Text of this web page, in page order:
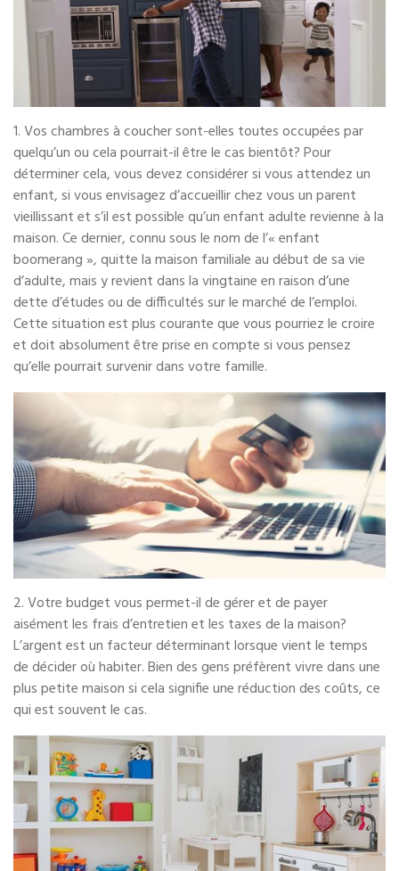
1. Vos chambres à coucher sont-elles toutes occupées par
quelqu’un ou cela pourrait-il être le cas bientôt? Pour
déterminer cela, vous devez considérer si vous attendez un
enfant, si vous envisagez d’accueillir chez vous un parent
vieillissant et s’il est possible qu’un enfant adulte revienne à la
maison. Ce dernier, connu sous le nom de l’« enfant
boomerang », quitte la maison familiale au début de sa vie
d’adulte, mais y revient dans la vingtaine en raison d’une
dette d’études ou de difficultés sur le marché de l’emploi.
Cette situation est plus courante que vous pourriez le croire
et doit absolument être prise en compte si vous pensez
qu’elle pourrait survenir dans votre famille.
2. Votre budget vous permet-il de gérer et de payer
aisément les frais d’entretien et les taxes de la maison?
L’argent est un facteur déterminant lorsque vient le temps
de décider où habiter. Bien des gens préfèrent vivre dans une
plus petite maison si cela signifie une réduction des coûts, ce
qui est souvent le cas.